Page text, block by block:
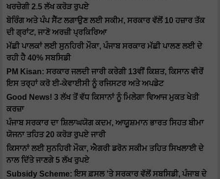
ਖਰਚੇਗੀ 2.5 ਲੱਖ ਕਰੋੜ ਰੁਪਏ
ਬੋਰਿੰਗ ਅਤੇ ਪੰਪ ਸੈੱਟ ਲਗਾਉਣ ਲਈ ਸਕੀਮ, ਸਰਕਾਰ ਵੱਲੋਂ 10 ਹਜ਼ਾਰ ਤੱਕ
ਦੀ ਗ੍ਰਾਂਟ, ਜਾਣੋ ਅਰਜ਼ੀ ਪ੍ਰਕਿਰਿਆ
ਮੱਛੀ ਪਾਲਕਾਂ ਲਈ ਸੁਨਹਿਰੀ ਮੌਕਾ, ਪੰਜਾਬ ਸਰਕਾਰ ਮੱਛੀ ਪਾਲਣ ਲਈ ਦੇ
ਰਹੀ ਹੈ 40% ਸਬਸਿਡੀ
PM Kisan: ਸਰਕਾਰ ਜਲਦੀ ਜਾਰੀ ਕਰੇਗੀ 13ਵੀਂ ਕਿਸ਼ਤ, ਕਿਸਾਨ ਵੀਰੋਂ
ਇਸ ਤਰ੍ਹਾਂ ਕਰੋ ਈ-ਕੇਵਾਈਸੀ ਨੂੰ ਰਜਿਸਟਰ ਅਤੇ ਅਪਡੇਟ
Good News! 3 ਲੱਖ ਤੋਂ ਵੱਧ ਕਿਸਾਨਾਂ ਨੂੰ ਮਿਲੇਗਾ ਵਿਆਜ ਮੁਕਤ ਖੇਤੀ
ਕਰਜ਼ਾ
ਪੰਜਾਬ ਸਰਕਾਰ ਦਾ ਸ਼ਿਲਾਘਯੋਗ ਕਦਮ, ਆਯੂਸ਼ਮਾਨ ਭਾਰਤ ਸਿਹਤ ਬੀਮਾ
ਯੋਜਨਾ ਤਹਿਤ 20 ਕਰੋੜ ਰੁਪਏ ਜਾਰੀ
ਕਿਸਾਨਾਂ ਲਈ ਸੁਨਹਿਰੀ ਮੌਕਾ, ਐਗਰੀ ਡਰੋਨ ਸਕੀਮ ਤਹਿਤ ਸਿਖਲਾਈ ਦੇ
ਨਾਲ ਦਿੱਤੇ ਜਾਣਗੇ 5 ਲੱਖ ਰੁਪਏ
Subsidy Scheme: ਇਸ ਫ਼ਸਲ 'ਤੇ ਸਰਕਾਰ ਵੱਲੋਂ ਸਬਸਿਡੀ, ਪੰਜਾਬ ਦੇ